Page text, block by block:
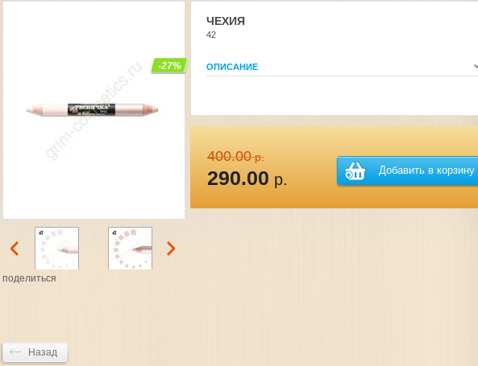
-27%
поделиться
ЧЕХИЯ
42
ОПИСАНИЕ
400.00р.
290.00 р.
Добавить в корзину
Назад